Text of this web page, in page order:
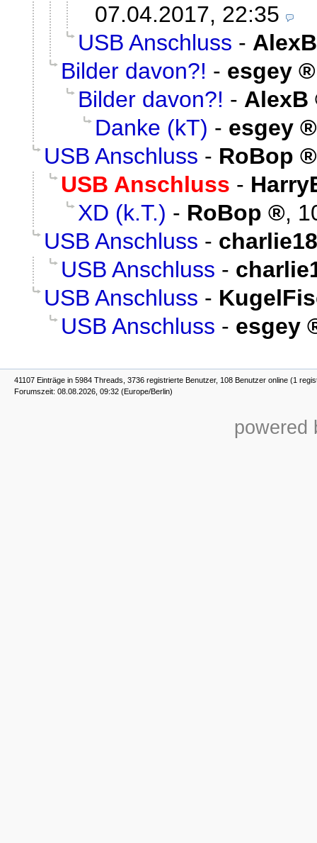
07.04.2017, 22:35
USB Anschluss - AlexB
Bilder davon?! - esgey
Bilder davon?! - AlexB
Danke (kT) - esgey
USB Anschluss - RoBop
USB Anschluss -
XD (k.T.) - RoBop ,
USB Anschluss -
USB Anschluss -
USB Anschluss -
USB Anschluss - esgey
41107 Einträge in 5984 Threads, 3736 registrierte Benutzer, 108 Benutzer online (1
Forumszeit: 08.08.2026, 09:32 (Europe/Berlin)
powered